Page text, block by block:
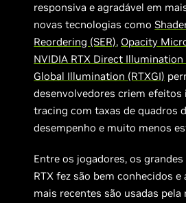
responsiva e agradável em
novas tecnologias como
Reordering (SER), Opacity
NVIDIA RTX Direct Illumination
Global Illumination (RTXGI)
desenvolvedores criem
tracing com taxas de quadros
desempenho e muito menos
Entre os jogadores, os
RTX fez são bem conhecidos e
mais recentes são usadas pela